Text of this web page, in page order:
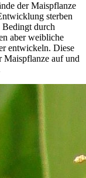
der Maispflanze
sterben
Bedingt durch
aber weibliche
entwickeln. Diese
Maispflanze auf und